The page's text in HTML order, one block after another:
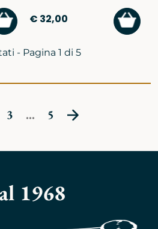
AGGIUNGI
AL
CARRELLO
€ 32,00
AL
- Pagina 1 di 5
3 ... 5
1968